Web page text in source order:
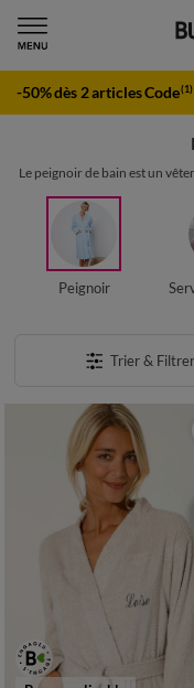
-50% dès 2 articles Code(1)
Le peignoir de bain est un
Peignoir
Trier & Filtrer